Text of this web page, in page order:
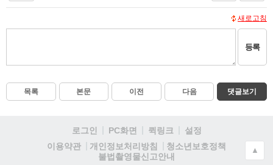
새로고침
등록
목록 본문 이전 다음 댓글보기
로그인 PC화면 퀵링크
설정
이용약관
개인정보처리방침
청소년보호정책
불법촬영물신고안내
▲